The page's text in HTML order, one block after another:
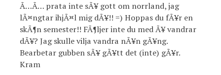
Ã…Ã… prata inte sÃ¥ gott om norrland, jag
lÃ¤ngtar ihjÃ¤l mig dÃ¥!! =) Hoppas du fÃ¥r en
skÃ¶n semester!! FÃ¶ljer inte du med Ã¥ vandrar
dÃ¥? Jag skulle vilja vandra nÃ¥n gÃ¥ng.
Bearbetar gubben sÃ¥ gÃ¥tt det (inte) gÃ¥r.
Kram